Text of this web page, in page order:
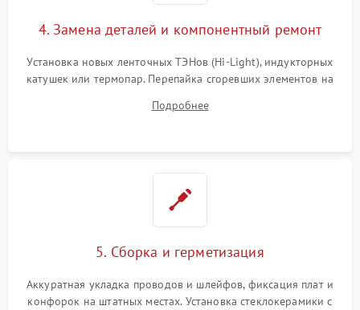
4. Замена деталей и компонентный ремонт
Установка новых ленточных ТЭНов (Hi-Light), индукторных
катушек или термопар. Перепайка сгоревших элементов на
дорожек. Очистка контактов и замена поврежденной
Подробнее
5. Сборка и герметизация
Аккуратная укладка проводов и шлейфов, фиксация плат и
конфорок на штатных местах. Установка стеклокерамики с